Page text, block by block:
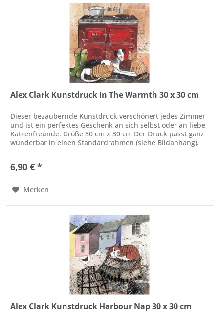
Alex Clark Kunstdruck In The Warmth 30 x 30 cm
Dieser bezaubernde Kunstdruck verschönert jedes Zimmer
und ist ein perfektes Geschenk an sich selbst oder an liebe
Katzenfreunde. Größe 30 cm x 30 cm Der Druck passt ganz
wunderbar in einen Standardrahmen (siehe Bildanhang).
6,90 € *
Merken
Alex Clark Kunstdruck Harbour Nap 30 x 30 cm